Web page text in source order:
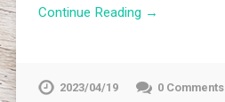
Continue Reading →
2023/04/19 0 Comments